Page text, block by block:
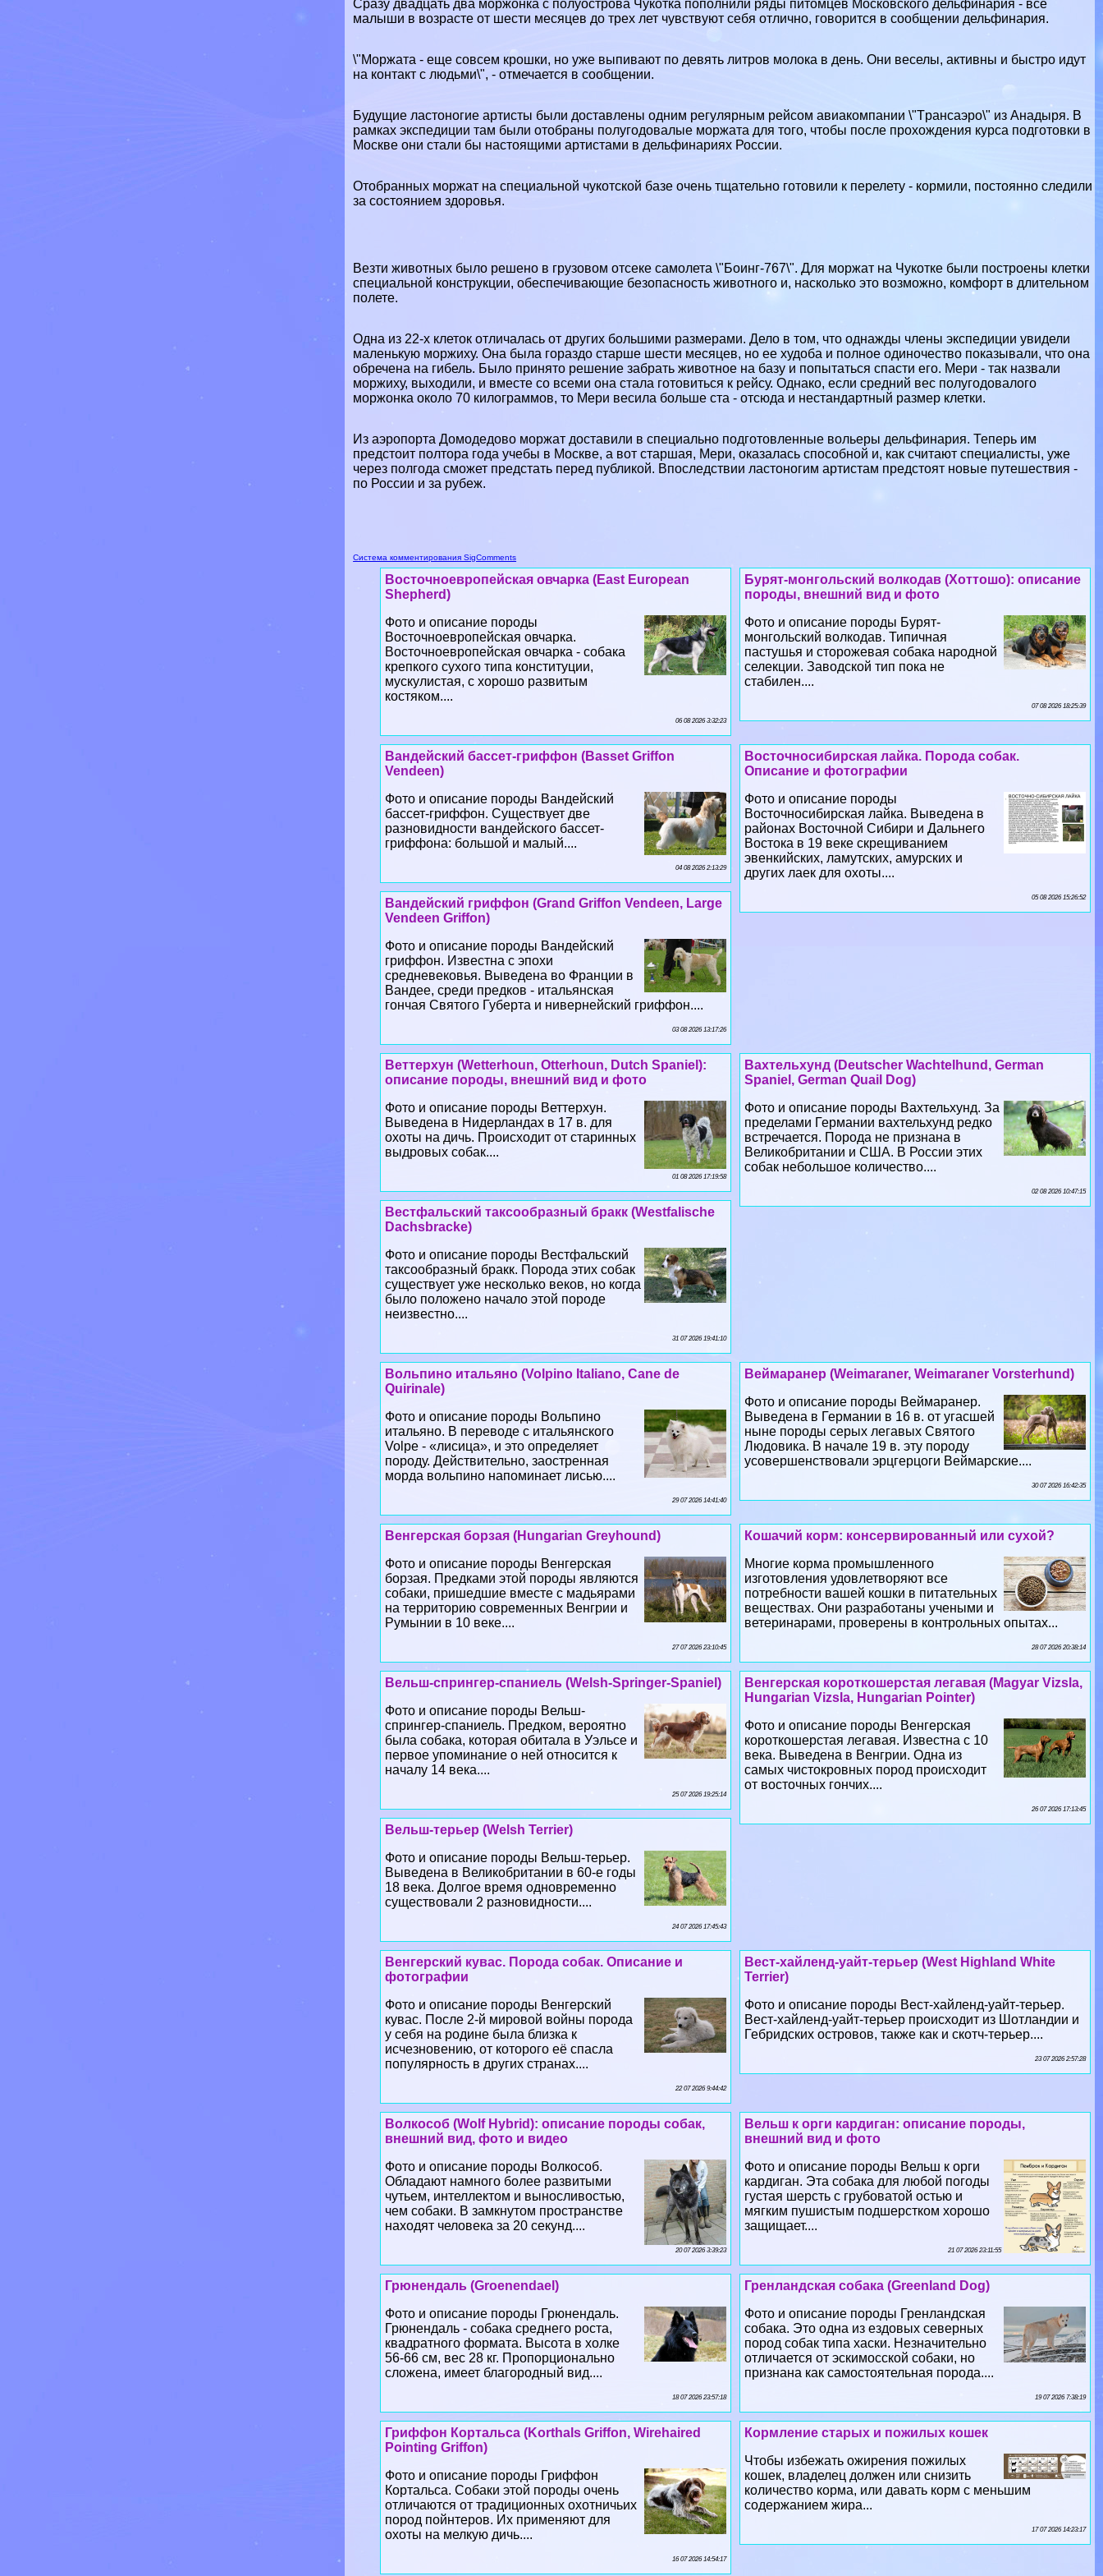
Сразу двадцать два моржонка с полуострова Чукотка пополнили ряды питомцев Московского дельфинария - все
малыши в возрасте от шести месяцев до трех лет чувствуют себя отлично, говорится в сообщении дельфинария.
\"Моржата - еще совсем крошки, но уже выпивают по девять литров молока в день. Они веселы, активны и быстро идут
на контакт с людьми\", - отмечается в сообщении.
Будущие ластоногие артисты были доставлены одним регулярным рейсом авиакомпании \"Tрaнcаэро\" из Анадыря. В
рамках экспедиции там были отобраны полугодовалые моржата для того, чтобы после прохождения курса подготовки в
Москве они стали бы настоящими артистами в дельфинариях России.
Отобранных моржат на специальной чукотской базе очень тщательно готовили к перелету - кормили, постоянно следили
за состоянием здоровья.
Везти животных было решено в грузовом отсеке самолета \"Боинг-767\". Для моржат на Чукотке были построены клетки
специальной конструкции, обеспечивающие безопасность животного и, насколько это возможно, комфорт в длительном
полете.
Одна из 22-х клеток отличалась от других большими размерами. Дело в том, что однажды члeны экспедиции увидели
маленькую моржиху. Она была гораздо старше шести месяцев, но ее худоба и полное одиночество показывали, что она
обречена на гибель. Было принято решение забрать животное на базу и попытаться спасти его. Мери - так назвали
моржиху, выходили, и вместе со всеми она стала готовиться к рейсу. Однако, если средний вес полугодовалого
моржонка около 70 килограммов, то Мери весила больше ста - отсюда и нестандартный размер клетки.
Из аэропорта Домодедово моржат доставили в специально подготовленные вольеры дельфинария. Теперь им
предстоит полтора года учебы в Москве, а вот старшая, Мери, оказалась способной и, как считают специалисты, уже
через полгода сможет предстать перед публикой. Впоследствии ластоногим артистам предстоят новые путешествия -
по России и за рубеж.
Система комментирования SigComments
Бурят-монгольский волкодав (Хоттошо): описание
породы, внешний вид и фото
Фото и описание породы Бурят-
монгольский волкодав. Типичная
пастушья и сторожевая собака народной
селекции. Заводской тип пока не
стабилен....
07 08 2026 18:25:39
Восточноевропейская овчарка (East European
Shepherd)
Фото и описание породы
Восточноевропейская овчарка.
Восточноевропейская овчарка - собака
крепкого сухого типа конституции,
мускулистая, с хорошо развитым
костяком....
06 08 2026 3:32:23
Восточносибирская лайка. Порода собак.
Описание и фотографии
Фото и описание породы
Восточносибирская лайка. Выведена в
районах Восточной Сибири и Дальнего
Востока в 19 веке скрещиванием
эвенкийских, ламутских, амурских и
других лаек для охоты....
05 08 2026 15:26:52
Вандейский бассет-гриффон (Basset Griffon
Vendeen)
Фото и описание породы Вандейский
бассет-гриффон. Существует две
разновидности вандейского бассет-
гриффона: большой и малый....
04 08 2026 2:13:29
Вандейский гриффон (Grand Griffon Vendeen, Large
Vendeen Griffon)
Фото и описание породы Вандейский
гриффон. Известна с эпохи
средневековья. Выведена во Франции в
Вандее, среди предков - итальянская
гончая Святого Губерта и нивернейский гриффон....
03 08 2026 13:17:26
Вахтельхунд (Deutscher Wachtelhund, German
Spaniel, German Quail Dog)
Фото и описание породы Вахтельхунд. За
пределами Германии вахтельхунд редко
встречается. Порода не признана в
Великобритании и США. В России этих
собак небольшое количество....
02 08 2026 10:47:15
Веттерхун (Wetterhoun, Otterhoun, Dutch Spaniel):
описание породы, внешний вид и фото
Фото и описание породы Веттерхун.
Выведена в Нидерландах в 17 в. для
охоты на дичь. Происходит от старинных
выдровых собак....
01 08 2026 17:19:58
Вестфальский таксообразный бpaкк (Westfalische
Dachsbracke)
Фото и описание породы Вестфальский
таксообразный бpaкк. Порода этих собак
существует уже несколько веков, но когда
было положено начало этой породе
неизвестно....
31 07 2026 19:41:10
Веймаранер (Weimaraner, Weimaraner Vorsterhund)
Фото и описание породы Веймаранер.
Выведена в Германии в 16 в. от угасшей
ныне породы серых легавых Святого
Людовика. В начале 19 в. эту породу
усовершенствовали эрцгерцоги Веймарские....
30 07 2026 16:42:35
Вольпино итальяно (Volpino Italiano, Cane de
Quirinale)
Фото и описание породы Вольпино
итальяно. В переводе с итальянского
Volpe - «лисица», и это определяет
породу. Действительно, заостренная
морда вольпино напоминает лисью....
29 07 2026 14:41:40
Кошачий корм: консервированный или сухой?
Многие корма промышленного
изготовления удовлетворяют все
потребности вашей кошки в питательных
веществах. Они разработаны учеными и
ветеринарами, проверены в контрольных опытах...
28 07 2026 20:38:14
Венгерская борзая (Hungarian Greyhound)
Фото и описание породы Венгерская
борзая. Предками этой породы являются
собаки, пришедшие вместе с мадьярами
на территорию современных Венгрии и
Румынии в 10 веке....
27 07 2026 23:10:45
Венгерская короткошерстая легавая (Magyar Vizsla,
Hungarian Vizsla, Hungarian Pointer)
Фото и описание породы Венгерская
короткошерстая легавая. Известна с 10
века. Выведена в Венгрии. Одна из
самых чистокровных пород происходит
от восточных гончих....
26 07 2026 17:13:45
Вельш-спрингер-спаниель (Welsh-Springer-Spaniel)
Фото и описание породы Вельш-
спрингер-спаниель. Предком, вероятно
была собака, которая обитала в Уэльсе и
первое упоминание о ней относится к
началу 14 века....
25 07 2026 19:25:14
Вельш-терьер (Welsh Terrier)
Фото и описание породы Вельш-терьер.
Выведена в Великобритании в 60-е годы
18 века. Долгое время одновременно
существовали 2 разновидности....
24 07 2026 17:45:43
Вест-хайленд-уайт-терьер (West Highland White
Terrier)
Фото и описание породы Вест-хайленд-уайт-терьер.
Вест-хайленд-уайт-терьер происходит из Шотландии и
Гебридских островов, также как и скотч-терьер....
23 07 2026 2:57:28
Венгерский кувас. Порода собак. Описание и
фотографии
Фото и описание породы Венгерский
кувас. После 2-й мировой войны порода
у себя на родине была близка к
исчезновению, от которого её спасла
популярность в других странах....
22 07 2026 9:44:42
Вельш к opги кардиган: описание породы,
внешний вид и фото
Фото и описание породы Вельш к opги
кардиган. Эта собака для любой погоды
густая шерсть с грубоватой остью и
мягким пушистым подшерстком хорошо
защищает....
21 07 2026 23:11:55
Волкособ (Wolf Hybrid): описание породы собак,
внешний вид, фото и видео
Фото и описание породы Волкособ.
Обладают намного более развитыми
чутьем, интеллектом и выносливостью,
чем собаки. В замкнутом прострaнcтве
находят человека за 20 секунд....
20 07 2026 3:39:23
Гренландская собака (Greenland Dog)
Фото и описание породы Гренландская
собака. Это одна из ездовых северных
пород собак типа хаски. Незначительно
отличается от эскимосской собаки, но
признана как самостоятельная порода....
19 07 2026 7:38:19
Грюнендаль (Groenendael)
Фото и описание породы Грюнендаль.
Грюнендаль - собака среднего роста,
квадратного формата. Высота в холке
56-66 см, вес 28 кг. Пропорционально
сложена, имеет благородный вид....
18 07 2026 23:57:18
Кормление старых и пожилых кошек
Чтобы избежать ожирения пожилых
кошек, владелец должен или снизить
количество корма, или давать корм с меньшим
содержанием жира...
17 07 2026 14:23:17
Гриффон Кортальса (Korthals Griffon, Wirehaired
Pointing Griffon)
Фото и описание породы Гриффон
Кортальса. Собаки этой породы очень
отличаются от традиционных охотничьих
пород пойнтеров. Их применяют для
охоты на мелкую дичь....
16 07 2026 14:54:17